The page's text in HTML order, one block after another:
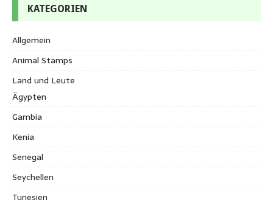
KATEGORIEN
Allgemein
Animal Stamps
Land und Leute
Ägypten
Gambia
Kenia
Senegal
Seychellen
Tunesien